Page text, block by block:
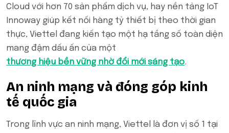
Cloud với hơn 70 sản phẩm dịch vụ, hay nền tảng IoT
Innoway giúp kết nối hàng tỷ thiết bị theo thời gian
thực, Viettel đang kiến tạo một hạ tầng số toàn diện
mang đậm dấu ấn của một
thương hiệu bền vững nhờ đổi mới sáng tạo.
An ninh mạng và đóng góp kinh
tế quốc gia
Trong lĩnh vực an ninh mạng, Viettel là đơn vị số 1 tại